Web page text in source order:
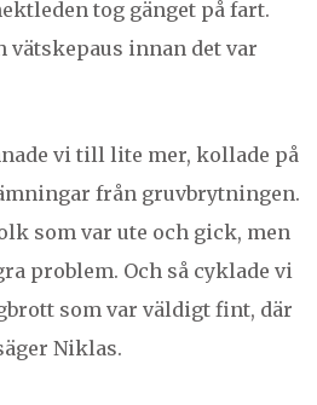
tog gänget på fart.
vätskepaus innan det var
vi till lite mer, kol­lade på
från gru­vbry­t­nin­gen.
som var ute och gick, men
prob­lem. Och så cyk­lade vi
som var väldigt fint, där
Niklas.